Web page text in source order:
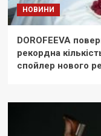
НОВИНИ
DOROFEEVA
рекордна
спойлер нового